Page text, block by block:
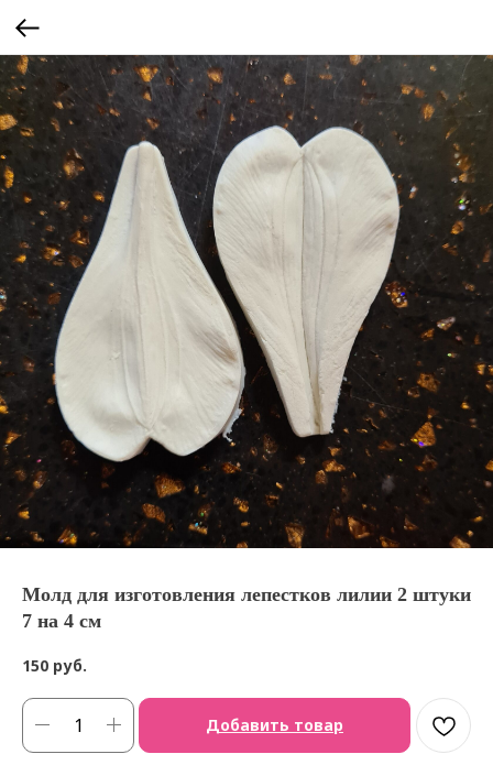
Молд для изготовления лепестков лилии 2 штуки
7 на 4 см
150 руб.
Добавить товар